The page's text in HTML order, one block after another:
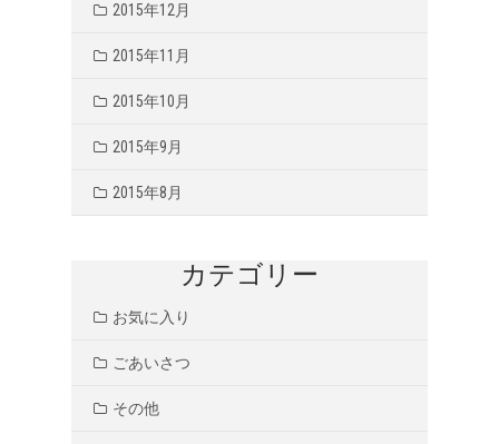
2015年12月
2015年11月
2015年10月
2015年9月
2015年8月
カテゴリー
お気に入り
ごあいさつ
その他